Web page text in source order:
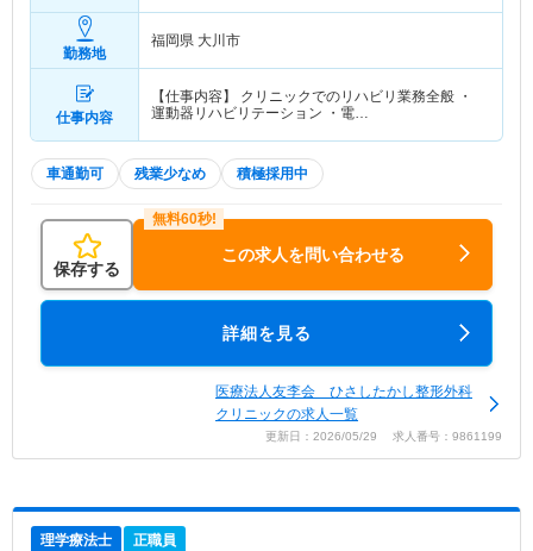
勤務地
福岡県 大川市
仕事内容
【仕事内容】 クリニックでのリハビリ業務全般 ・
運動器リハビリテーション ・電…
車通勤可 残業少なめ 積極採用中
保存する
この求人を問い合わせる
詳細を見る
医療法人友李会 ひさしたかし整形外科
クリニックの求人一覧
更新日：2026/05/29 求人番号：9861199
理学療法士 正職員